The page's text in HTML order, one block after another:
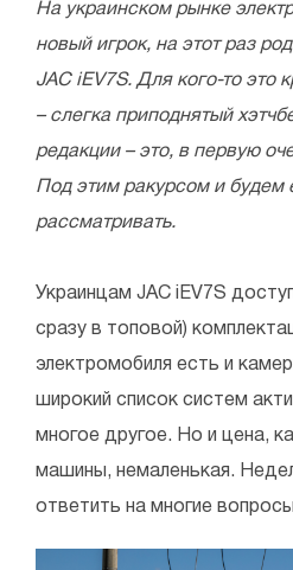
На украинском рынке
новый игрок, на этот раз
JAC iEV7S. Для кого-то это
– слегка приподнятый
редакции – это, в первую
Под этим ракурсом и будем
рассматривать.
Украинцам JAC iEV7S
сразу в топовой)
электромобиля есть и
широкий список систем
многое другое. Но и цена,
машины, немаленькая.
ответить на многие